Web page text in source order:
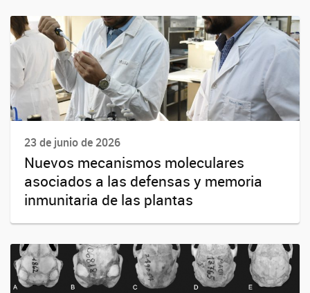
23 de junio de 2026
Nuevos mecanismos moleculares
asociados a las defensas y memoria
inmunitaria de las plantas